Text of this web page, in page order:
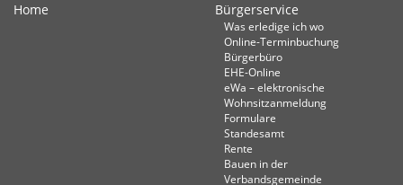
Home Bürgerservice
Was erledige ich wo
Online-Terminbuchung
Bürgerbüro
EHE-Online
eWa – elektronische
Wohnsitzanmeldung
Formulare
Standesamt
Rente
Bauen in der
Verbandsgemeinde